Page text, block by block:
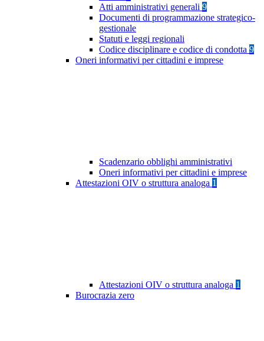
Atti amministrativi generali 9
Documenti di programmazione strategico-
gestionale
Statuti e leggi regionali
Codice disciplinare e codice di condotta 9
Oneri informativi per cittadini e imprese
Scadenzario obblighi amministrativi
Oneri informativi per cittadini e imprese
Attestazioni OIV o struttura analoga 1
Attestazioni OIV o struttura analoga 1
Burocrazia zero